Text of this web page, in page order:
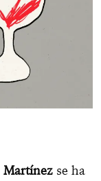
Martínez se ha